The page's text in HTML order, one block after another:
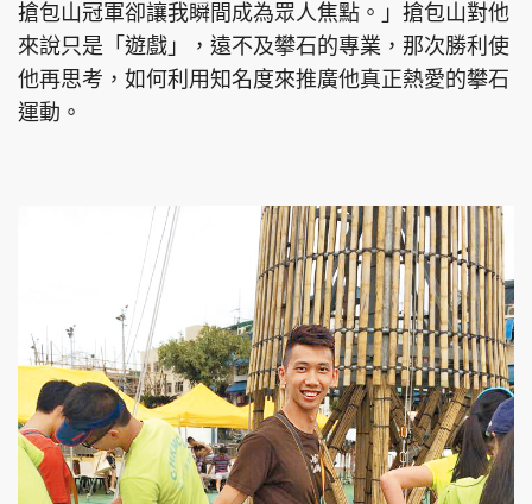
搶包山冠軍卻讓我瞬間成為眾人焦點。」搶包山對他
來說只是「遊戲」，遠不及攀石的專業，那次勝利使
他再思考，如何利用知名度來推廣他真正熱愛的攀石
運動。